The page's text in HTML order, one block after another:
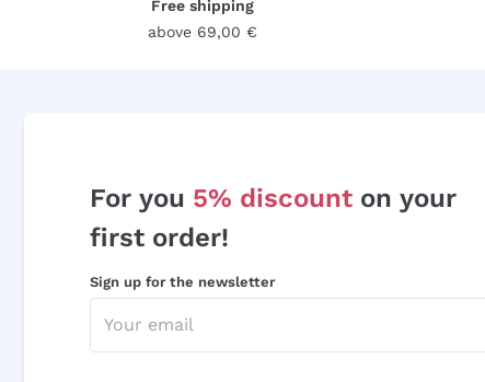
Free shipping
above 69,00 €
For you 5% discount on your
first order!
Sign up for the newsletter